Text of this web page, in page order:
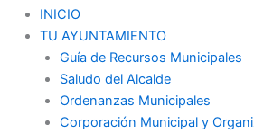
INICIO
TU AYUNTAMIENTO
Guía de Recursos Municipales
Saludo del Alcalde
Ordenanzas Municipales
Corporación Municipal y